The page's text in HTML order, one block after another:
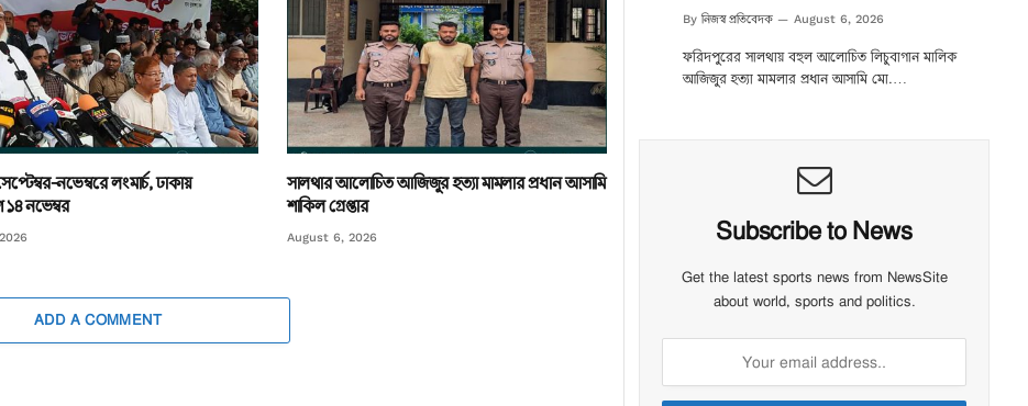
নভেম্বরে লংমার্চ, ঢাকায়
১৪ নভেম্বর
সালথার আলোচিত আজিজুর হত্যা মামলার প্রধান আসামি
শাকিল গ্রেপ্তার
August 6, 2026
ADD A COMMENT
By নিজস্ব প্রতিবেদক August 6, 2026
ফরিদপুরের সালথায় বহুল আলোচিত লিচুবাগান মালিক
আজিজুর হত্যা মামলার প্রধান আসামি মো.…
Subscribe to News
Get the latest sports news from NewsSite
about world, sports and politics.